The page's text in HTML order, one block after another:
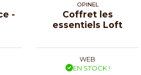
-
OPINEL
Coffret les
essentiels Loft
WEB
EN STOCK !